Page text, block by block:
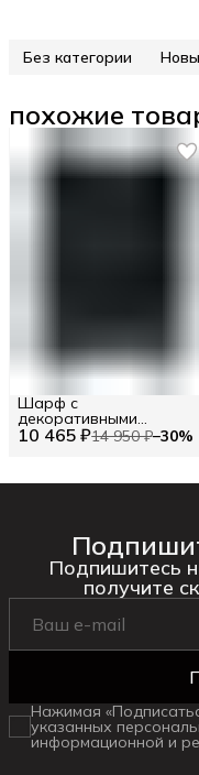
Без категории
похожие
10 465 ₽14 950 ₽−30%
Шарф с
декоративными
элементами TWINSET
Подпишитесь
получите
Нажимая
указанных
информационной и